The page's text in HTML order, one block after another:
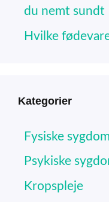
du nemt sundt
Hvilke
Kategorier
Fysiske
Psykiske
Kropspleje